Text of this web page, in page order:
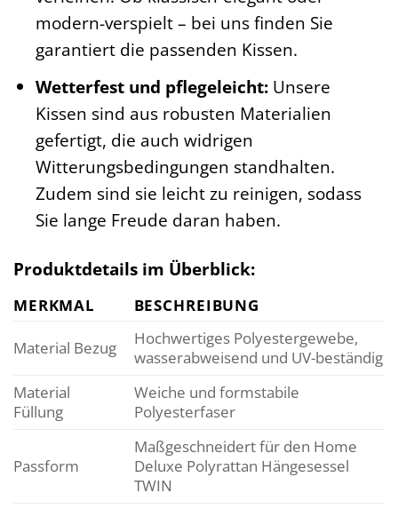
modern-verspielt – bei uns finden Sie
garantiert die passenden Kissen.
Wetterfest und pflegeleicht:Unsere
Kissen sind aus robusten Materialien
gefertigt, die auch widrigen
Witterungsbedingungen standhalten.
Zudem sind sie leicht zu reinigen, sodass
Sie lange Freude daran haben.
Produktdetails im Überblick:
MERKMAL BESCHREIBUNG
Material Bezug
Hochwertiges Polyestergewebe,
wasserabweisend und UV-beständig
Material
Füllung
Weiche und formstabile
Polyesterfaser
Passform
Maßgeschneidert für den Home
Deluxe Polyrattan Hängesessel
TWIN